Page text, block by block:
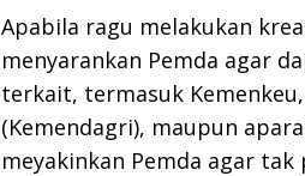
Apabila ragu melakukan
menyarankan Pemda agar
terkait, termasuk
(Kemendagri), maupun
meyakinkan Pemda agar